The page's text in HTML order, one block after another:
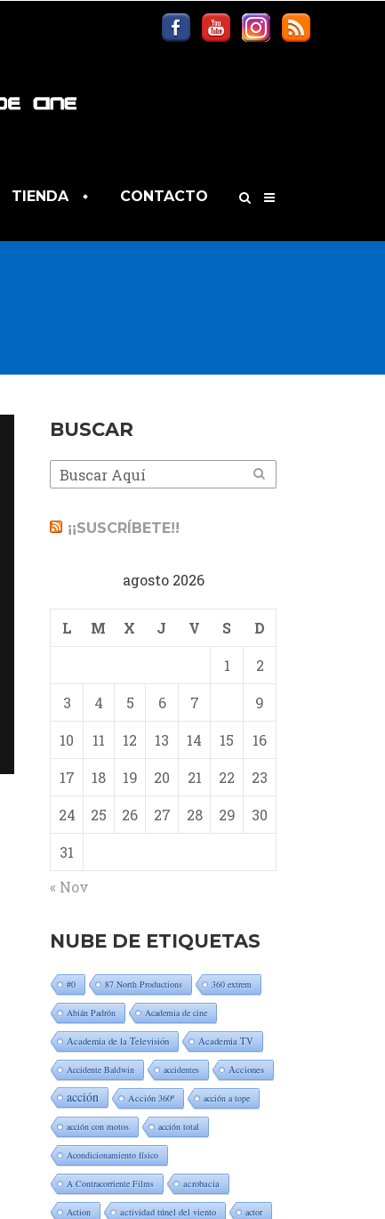
TIENDA CONTACTO
BUSCAR
¡¡SUSCRÍBETE!!
agosto 2026
L M X J V S
D
1
2
3
4 5 6 7
9
10
11 12 13 14 15
16
17
18 19 20 21 22
23
24
25 26 27 28 29
30
31
« Nov
NUBE DE ETIQUETAS
#0 87 North Productions 360 extrem
Abián Padrón Academia de cine
Academia de la Televisión Academia TV
Accidente Baldwin accidentes Acciones
acción Acción 360º acción a tope
acción con motos acción total
Acondicionamiento físico
A Contracorriente Films acrobacia
Action actividad túnel del viento actor